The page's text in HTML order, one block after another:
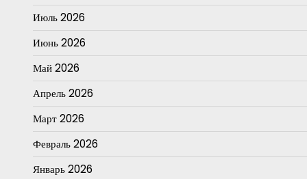
Июль 2026
Июнь 2026
Май 2026
Апрель 2026
Март 2026
Февраль 2026
Январь 2026